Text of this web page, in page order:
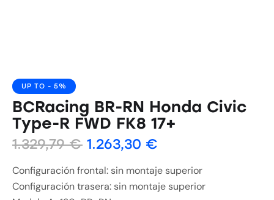
UP TO - 5%
BCRacing BR-RN Honda Civic
Type-R FWD FK8 17+
1.329,79€ 1.263,30 €
Configuración frontal: sin montaje superior
Configuración trasera: sin montaje superior